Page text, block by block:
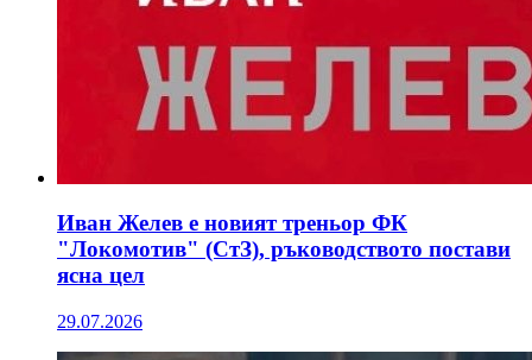
Иван Желев е новият треньор ФК
"Локомотив" (СтЗ), ръководството постави
ясна цел
29.07.2026